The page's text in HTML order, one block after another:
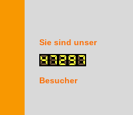
Sie sind unser
Besucher